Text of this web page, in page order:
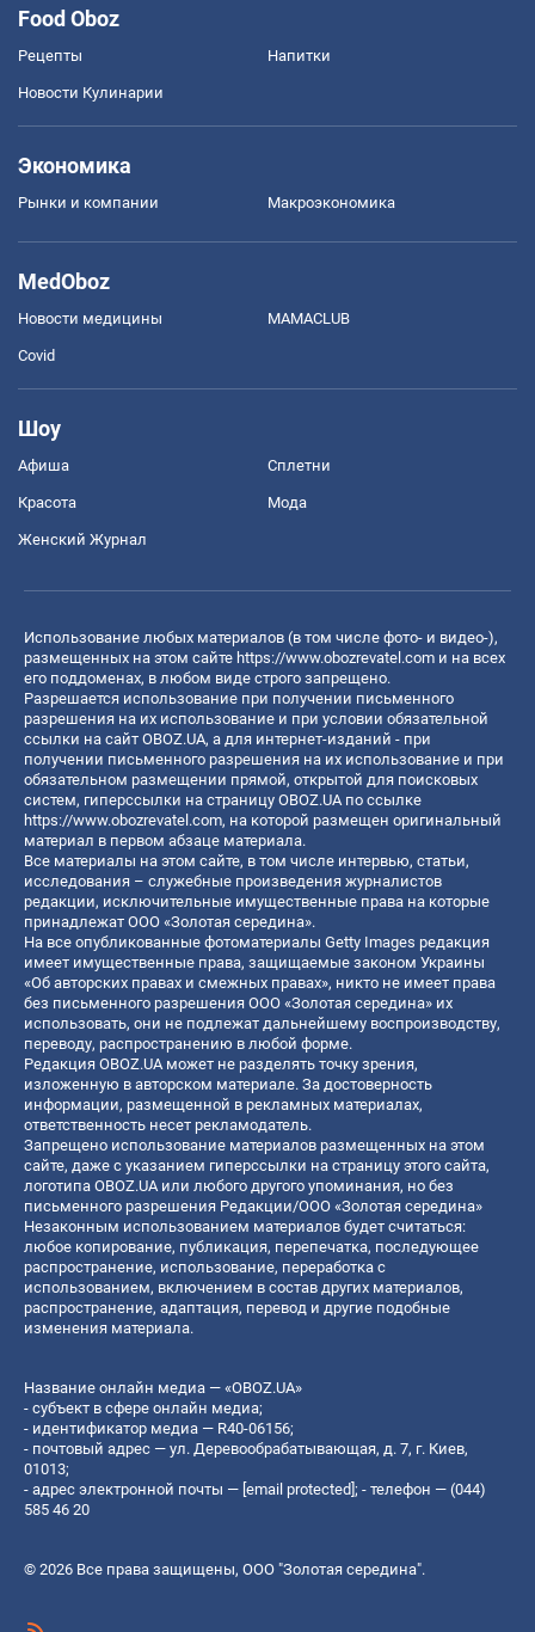
Food Oboz
Рецепты Напитки
Новости Кулинарии
Экономика
Рынки и компании Mакроэкономика
MedOboz
Новости медицины MAMACLUB
Covid
Шоу
Афиша Сплетни
Красота Мода
Женский Журнал
Использование любых материалов (в том числе фото- и видео-),
размещенных на этом сайте https://www.obozrevatel.com и на всех
его поддоменах, в любом виде строго запрещено.
Разрешается использование при получении письменного
разрешения на их использование и при условии обязательной
ссылки на сайт OBOZ.UA, а для интернет-изданий - при
получении письменного разрешения на их использование и при
обязательном размещении прямой, открытой для поисковых
систем, гиперссылки на страницу OBOZ.UA по ссылке
https://www.obozrevatel.com, на которой размещен оригинальный
материал в первом абзаце материала.
Все материалы на этом сайте, в том числе интервью, статьи,
исследования – служебные произведения журналистов
редакции, исключительные имущественные права на которые
принадлежат ООО «Золотая середина».
На все опубликованные фотоматериалы Getty Images редакция
имеет имущественные права, защищаемые законом Украины
«Об авторских правах и смежных правах», никто не имеет права
без письменного разрешения ООО «Золотая середина» их
использовать, они не подлежат дальнейшему воспроизводству,
переводу, распространению в любой форме.
Редакция OBOZ.UA может не разделять точку зрения,
изложенную в авторском материале. За достоверность
информации, размещенной в рекламных материалах,
ответственность несет рекламодатель.
Запрещено использование материалов размещенных на этом
сайте, даже с указанием гиперссылки на страницу этого сайта,
логотипа OBOZ.UA или любого другого упоминания, но без
письменного разрешения Редакции/ООО «Золотая середина»
Незаконным использованием материалов будет считаться:
любое копирование, публикация, перепечатка, последующее
распространение, использование, переработка с
использованием, включением в состав других материалов,
распространение, адаптация, перевод и другие подобные
изменения материала.
Название онлайн медиа — «OBOZ.UA»
- субъект в сфере онлайн медиа;
- идентификатор медиа — R40-06156;
- почтовый адрес — ул. Деревообрабатывающая, д. 7, г. Киев,
01013;
- адрес электронной почты — [email protected] ; - телефон — (044)
585 46 20
© 2026 Все права защищены, ООО "Золотая середина".